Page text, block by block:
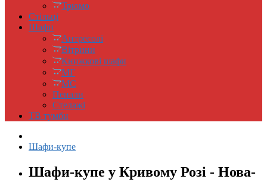
Трюмо
Стільці
Шафи
Антресолi
Вітрини
Книжковi шафи
МГ
МС
Пенали
Стелажі
ТВ тумби
Шафи-купе
Шафи-купе у Кривому Розі - Нова-